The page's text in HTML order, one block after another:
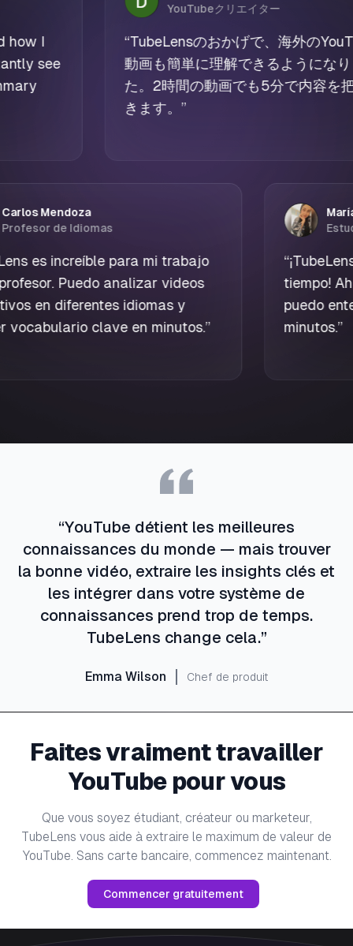
YouTubeクリエイター
“TubeLensのおかげで、海外のYouTube
動画も簡単に理解できるようになりまし
た。2時間の動画でも5分で内容を把握で
Profesor de Idiomas
“TubeLens es increíble para mi trabajo
como profesor. Puedo analizar videos
educativos en diferentes idiomas y
extraer vocabulario clave en minutos.”
“YouTube détient les meilleures
connaissances du monde — mais trouver
la bonne vidéo, extraire les insights clés et
les intégrer dans votre système de
connaissances prend trop de temps.
TubeLens change cela.”
Emma Wilson Chef de produit
Faites vraiment travailler
YouTube pour vous
Que vous soyez étudiant, créateur ou marketeur,
TubeLens vous aide à extraire le maximum de valeur de
YouTube. Sans carte bancaire, commencez maintenant.
Commencer gratuitement